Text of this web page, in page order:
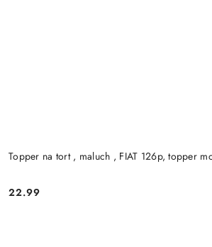
Topper na tort , maluch , FIAT 126p, topper
Cena:
22.99